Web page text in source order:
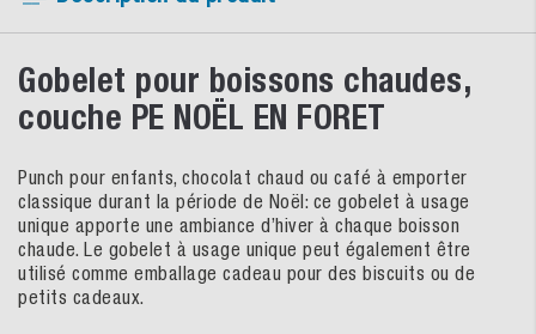
Gobelet pour boissons chaudes,
couche PE NOËL EN FORET
Punch pour enfants, chocolat chaud ou café à emporter
classique durant la période de Noël: ce gobelet à usage
unique apporte une ambiance d’hiver à chaque boisson
chaude. Le gobelet à usage unique peut également être
utilisé comme emballage cadeau pour des biscuits ou de
petits cadeaux.